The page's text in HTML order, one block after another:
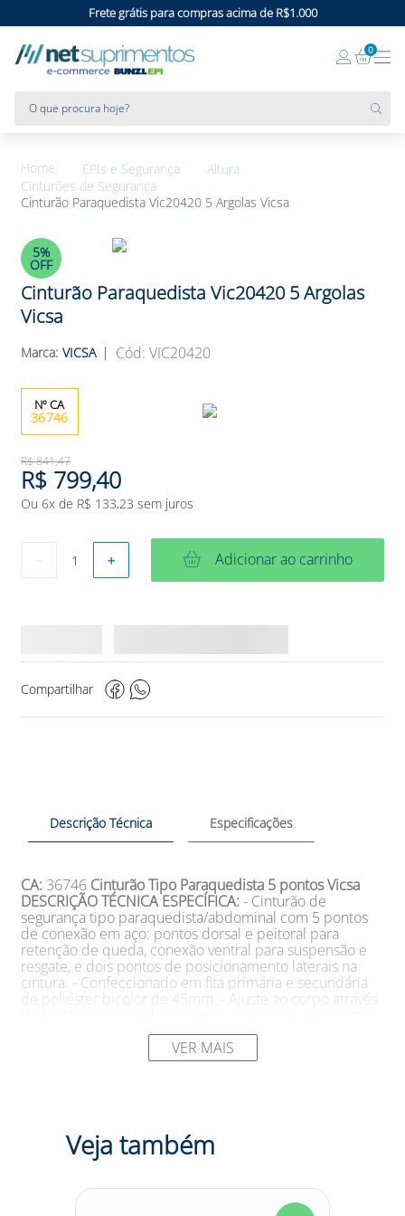
Frete grátis para compras acima de R$1.000
0
EPIs e Segurança
Altura
Cinturões de Segurança
Cinturão Paraquedista Vic20420 5 Argolas Vicsa
5%
OFF
Cinturão Paraquedista Vic20420 5 Argolas
Vicsa
VICSA : VIC20420
36746
R$841,47
R$ 799,40
Ou 6x de R$ 133,23 sem juros
＋ Adicionar ao carrinho
Compartilhar
Descrição Técnica Especificações
CA: 36746 Cinturão Tipo Paraquedista 5 pontos Vicsa
DESCRIÇÃO TÉCNICA ESPECÍFICA: - Cinturão de
segurança tipo paraquedista/abdominal com 5 pontos
de conexão em aço: pontos dorsal e peitoral para
retenção de queda, conexão ventral para suspensão e
resgate, e dois pontos de posicionamento laterais na
cintura. - Confeccionado em fita primária e secundária
de poliéster bicolor de 45mm. - Ajuste ao corpo através
- Tamanho único com apoio lombar e acolchoamento
nas pernas, costas e ombro para proporcionar maior
conforto durante o uso. - Equipado com chip para
- Indicado para diversas
atividades em altura, como deslocamento, restrição,
movimentação, suspensão e resgate em espaços
suspensos de longa duração, proporcionando conforto e
segurança ao usuário. - Deve ser utilizado em conjunto
VER MAIS
Veja também